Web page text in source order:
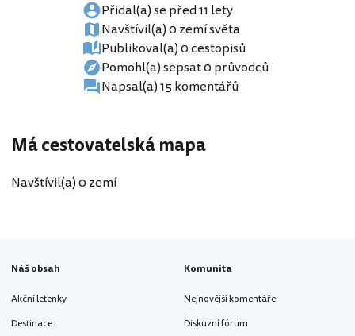
Přidal(a) se před 11 lety
Navštívil(a) 0 zemí světa
Publikoval(a) 0 cestopisů
Pomohl(a) sepsat 0 průvodců
Napsal(a) 15 komentářů
Má cestovatelská mapa
Navštívil(a) 0 zemí
Náš obsah
Akční letenky
Destinace
Komunita
Nejnovější komentáře
Diskuzní fórum